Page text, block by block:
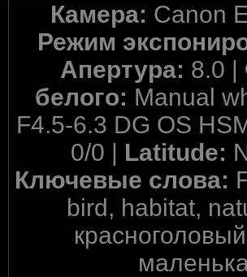
Камера: Canon
Режим
Апертура: 8.0 |
белого: Manual
F4.5-6.3 DG OS
0/0 | Latitude:
Ключевые слова:
bird, habitat,